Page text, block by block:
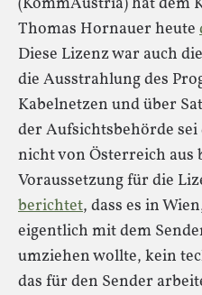
Thomas Hornauer heute
Diese Lizenz war auch
die Ausstrahlung des
Kabelnetzen und über
der Aufsichtsbehörde
nicht von Österreich aus
Voraussetzung für die
berichtet, dass es in
eigentlich mit dem
umziehen wollte, kein
das für den Sender